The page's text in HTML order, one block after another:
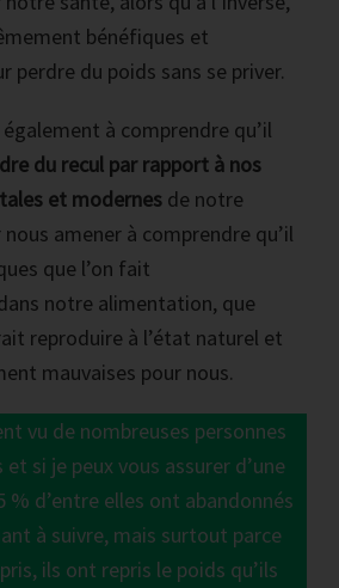
bénéfiques et
perdre du poids sans se priver.
à comprendre qu’il
du recul par rapport à nos
et modernes de notre
amener à comprendre qu’il
que l’on fait
notre alimentation, que
reproduire à l’état naturel et
mauvaises pour nous.
vu de nombreuses personnes
si je peux vous assurer d’une
% d’entre elles ont abandonnés
à suivre, mais surtout parce
ils ont repris le poids qu’ils